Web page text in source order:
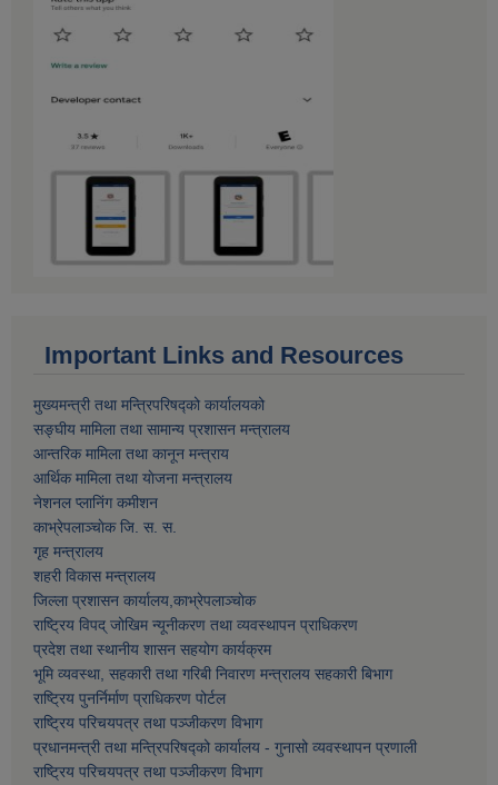
Important Links and Resources
मुख्यमन्त्री तथा मन्त्रिपरिषद्को कार्यालयको
सङ्घीय मामिला तथा सामान्य प्रशासन मन्त्रालय
आन्तरिक मामिला तथा कानून मन्त्राय
आर्थिक मामिला तथा याेजना मन्त्रालय
नेशनल प्लानिंग कमीशन
काभ्रेपलाञ्चाेक जि. स. स.
गृह मन्त्रालय
शहरी विकास मन्त्रालय
जिल्ला प्रशासन कार्यालय,काभ्रेपलाञ्चाेक
राष्ट्रिय विपद् जोखिम न्यूनीकरण तथा व्यवस्थापन प्राधिकरण
प्रदेश तथा स्थानीय शासन सहयोग कार्यक्रम
भूमि व्यवस्था, सहकारी तथा गरिबी निवारण मन्त्रालय सहकारी बिभाग
राष्ट्रिय पुनर्निर्माण प्राधिकरण पोर्टल
राष्ट्रिय परिचयपत्र तथा पञ्जीकरण विभाग
प्रधानमन्त्री तथा मन्त्रिपरिषद्को कार्यालय - गुनासो व्यवस्थापन प्रणाली
राष्ट्रिय परिचयपत्र तथा पञ्जीकरण विभाग